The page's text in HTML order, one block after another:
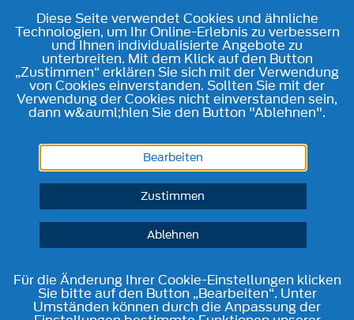
Diese Seite verwendet Cookies und ähnliche
Technologien, um Ihr Online-Erlebnis zu verbessern
und Ihnen individualisierte Angebote zu
unterbreiten. Mit dem Klick auf den Button
„Zustimmen“ erklären Sie sich mit der Verwendung
von Cookies einverstanden. Sollten Sie mit der
Verwendung der Cookies nicht einverstanden sein,
dann w&auml;hlen Sie den Button "Ablehnen".
Bearbeiten
Zustimmen
Ablehnen
Für die Änderung Ihrer Cookie-Einstellungen klicken
Sie bitte auf den Button „Bearbeiten“. Unter
Umständen können durch die Anpassung der